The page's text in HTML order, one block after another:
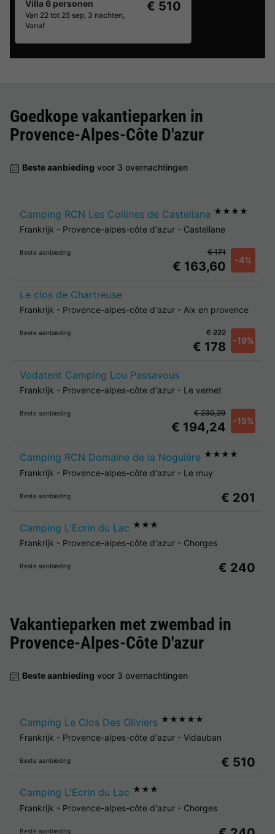
Villa 6 personen
Van 22 tot 25 sep, 3 nachten,
Vanaf
€ 510
Goedkope vakantieparken in
Provence-Alpes-Côte D'azur
Beste aanbieding voor 3 overnachtingen
Camping RCN Les Collines de Castellane ★★★★
Frankrijk - Provence-alpes-côte d'azur - Castellane
Beste aanbieding
€ 163,60 -4%
€ 171
Le clos de Chartreuse
Frankrijk - Provence-alpes-côte d'azur - Aix en provence
Beste aanbieding
€ 178 -19%
€ 222
Vodatent Camping Lou Passavous
Frankrijk - Provence-alpes-côte d'azur - Le vernet
Beste aanbieding
€ 194,24 -15%
€ 230,29
Camping RCN Domaine de la Noguière ★★★★
Frankrijk - Provence-alpes-côte d'azur - Le muy
Beste aanbieding € 201
Camping L'Ecrin du Lac ★★★
Frankrijk - Provence-alpes-côte d'azur - Chorges
Beste aanbieding € 240
Vakantieparken met zwembad in
Provence-Alpes-Côte D'azur
Beste aanbieding voor 3 overnachtingen
Camping Le Clos Des Oliviers ★★★★★
Frankrijk - Provence-alpes-côte d'azur - Vidauban
Beste aanbieding € 510
Camping L'Ecrin du Lac ★★★
Frankrijk - Provence-alpes-côte d'azur - Chorges
Beste aanbieding